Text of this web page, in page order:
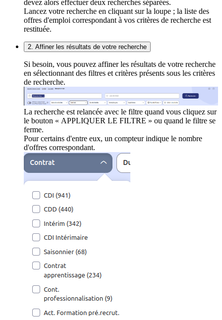
devez alors effectuer deux recherches séparées.
Lancez votre recherche en cliquant sur la loupe ; la liste des
offres d'emploi correspondant à vos critères de recherche est
restituée.
2. Affiner les résultats de votre recherche
Si besoin, vous pouvez affiner les résultats de votre recherche
en sélectionnant des filtres et critères présents sous les critères
de recherche.
La recherche est relancée avec le filtre quand vous cliquez sur
le bouton « APPLIQUER LE FILTRE » ou quand le filtre se
ferme.
Pour certains d'entre eux, un compteur indique le nombre
d'offres correspondant.